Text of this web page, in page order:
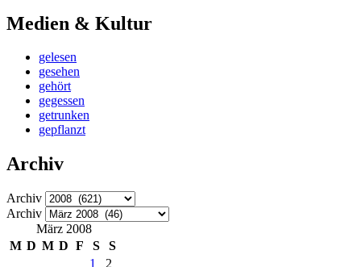
Medien & Kultur
gelesen
gesehen
gehört
gegessen
getrunken
gepflanzt
Archiv
Archiv
Archiv
März 2008
M D M D F S
S
1
2